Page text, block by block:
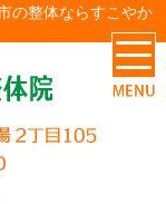
の整体ならすこやか